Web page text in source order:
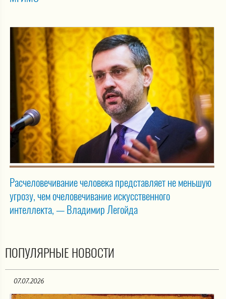
Расчеловечивание человека представляет не меньшую
угрозу, чем очеловечивание искусственного
интеллекта, — Владимир Легойда
ПОПУЛЯРНЫЕ НОВОСТИ
07.07.2026